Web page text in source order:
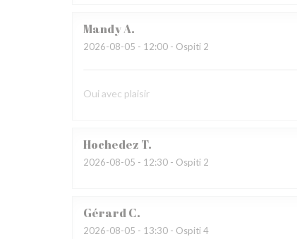
MandyA
2026-08-05 - 12:00 - Ospiti 2
Oui avec plaisir
Hochedez T
2026-08-05 - 12:30 - Ospiti 2
GérardC
2026-08-05 - 13:30 - Ospiti 4